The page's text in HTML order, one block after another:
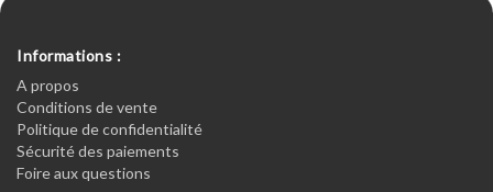
Informations :
A propos
Conditions de vente
Politique de confidentialité
Sécurité des paiements
Foire aux questions